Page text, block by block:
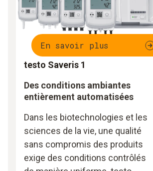
En savoir plus
testo Saveris 1
Des conditions ambiantes
entièrement automatisées
Dans les biotechnologies et les
sciences de la vie, une qualité
sans compromis des produits
exige des conditions contrôlés